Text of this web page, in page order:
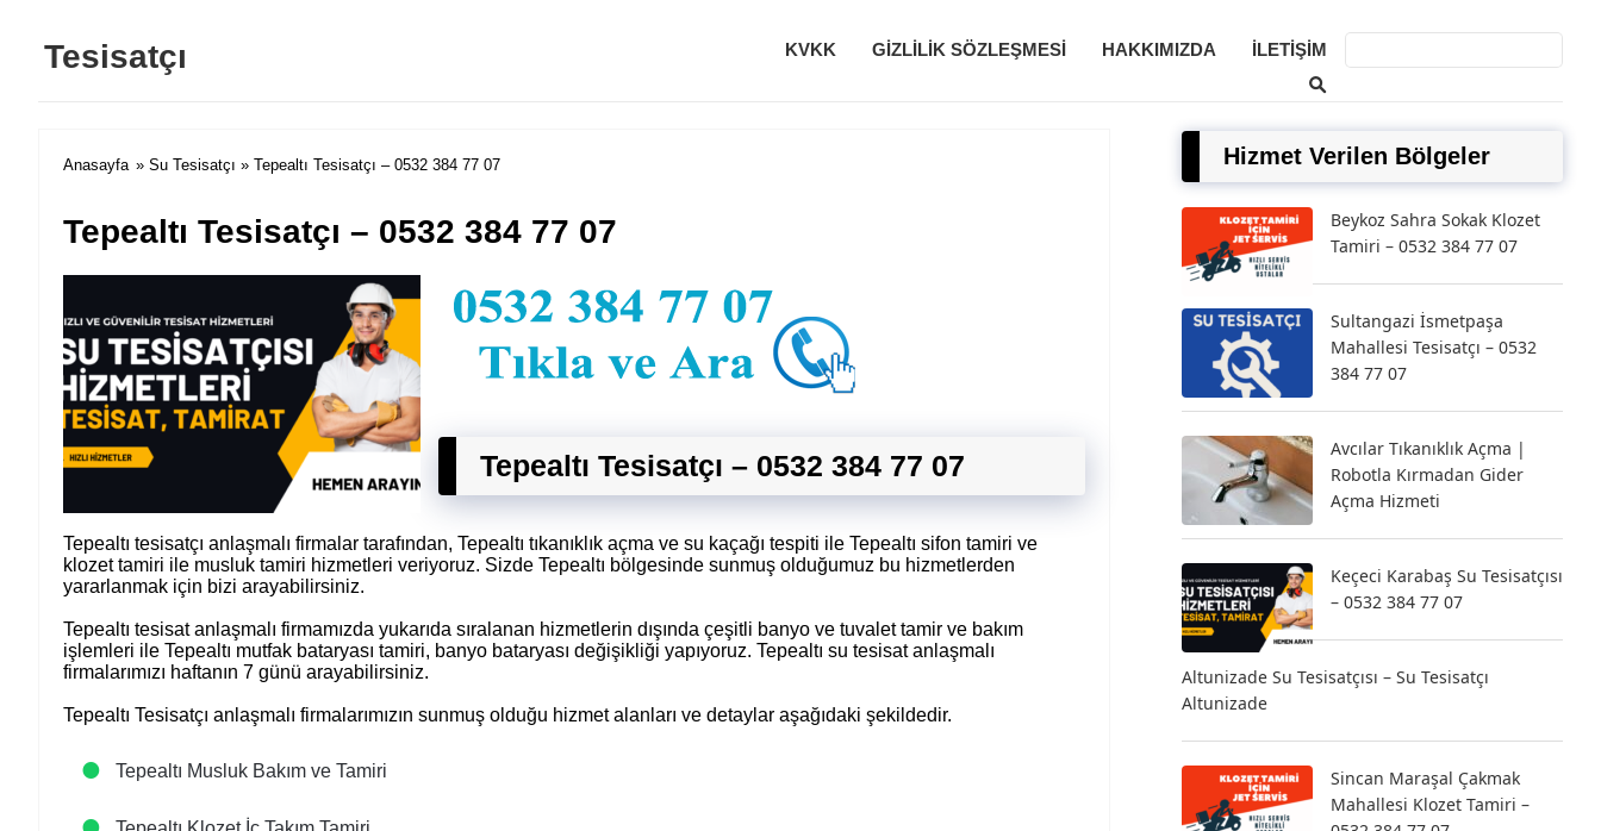
Tesisatçı KVKK GIZLILIK SÖZLEŞMESI HAKKIMIZDA İLETIŞIM
Anasayfa » Su Tesisatçı » Tepealtı Tesisatçı – 0532 384 77 07
Tepealtı Tesisatçı – 0532 384 77 07
Tepealtı Tesisatçı – 0532 384 77 07
Tepealtı tesisatçı anlaşmalı firmalar tarafından, Tepealtı tıkanıklık açma ve su kaçağı tespiti ile Tepealtı sifon tamiri ve
klozet tamiri ile musluk tamiri hizmetleri veriyoruz. Sizde Tepealtı bölgesinde sunmuş olduğumuz bu hizmetlerden
yararlanmak için bizi arayabilirsiniz.
Tepealtı tesisat anlaşmalı firmamızda yukarıda sıralanan hizmetlerin dışında çeşitli banyo ve tuvalet tamir ve bakım
işlemleri ile Tepealtı mutfak bataryası tamiri, banyo bataryası değişikliği yapıyoruz. Tepealtı su tesisat anlaşmalı
firmalarımızı haftanın 7 günü arayabilirsiniz.
Tepealtı Tesisatçı anlaşmalı firmalarımızın sunmuş olduğu hizmet alanları ve detaylar aşağıdaki şekildedir.
Tepealtı Musluk Bakım ve Tamiri
Hizmet Verilen Bölgeler
Beykoz Sahra Sokak Klozet
Tamiri – 0532 384 77 07
Sultangazi İsmetpaşa
Mahallesi Tesisatçı – 0532
384 77 07
Avcılar Tıkanıklık Açma |
Robotla Kırmadan Gider
Açma Hizmeti
Keçeci Karabaş Su Tesisatçısı
– 0532 384 77 07
Altunizade Su Tesisatçısı – Su Tesisatçı
Altunizade
Sincan Maraşal Çakmak
Mahallesi Klozet Tamiri –